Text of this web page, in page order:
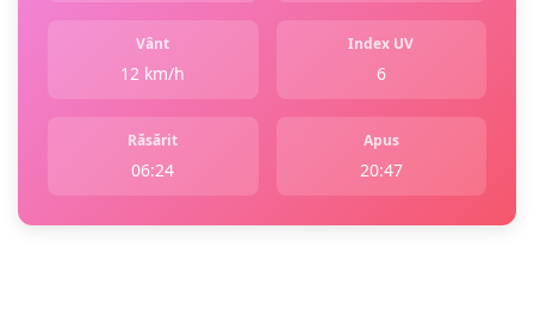
Vânt
12 km/h
Index UV
6
Răsărit
06:24
Apus
20:47